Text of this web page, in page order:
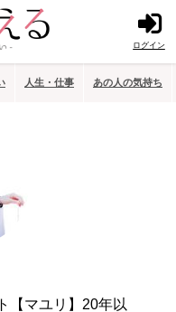
ログイン
人生・仕事 あの人の気持ち
【マユリ】20年以